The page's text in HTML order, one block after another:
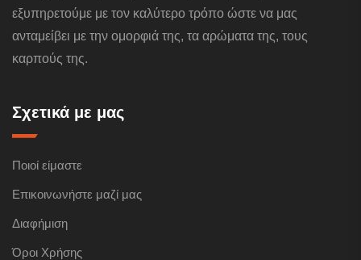
εξυπηρετούμε με τον καλύτερο τρόπο ώστε να μας
ανταμείβει με την ομορφιά της, τα αρώματα της, τους
καρπούς της.
Σχετικά με μας
Ποιοί είμαστε
Επικοινωνήστε μαζί μας
Διαφήμιση
Όροι Χρήσης